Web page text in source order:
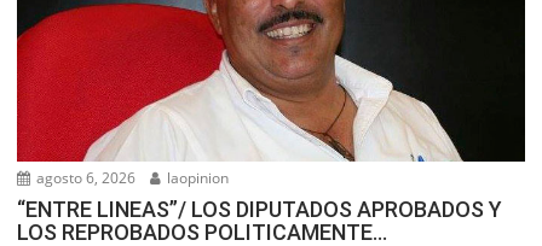
agosto 6, 2026 laopinion
“ENTRE LINEAS”/ LOS DIPUTADOS APROBADOS Y
LOS REPROBADOS POLITICAMENTE…